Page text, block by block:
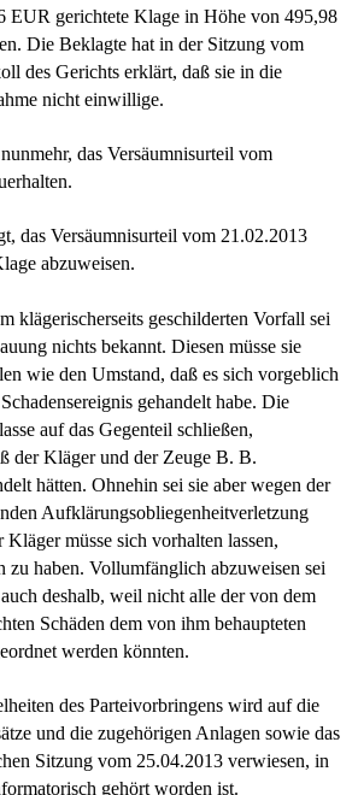
EUR gerichtete Klage in Höhe von 495,98
Die Beklagte hat in der Sitzung vom
des Gerichts erklärt, daß sie in die
nicht einwillige.
das Versäumnisurteil vom
das Versäumnisurteil vom 21.02.2013
abzuweisen.
klägerischerseits geschilderten Vorfall sei
nichts bekannt. Diesen müsse sie
wie den Umstand, daß es sich vorgeblich
gehandelt habe. Die
auf das Gegenteil schließen,
der Kläger und der Zeuge B. B.
hätten. Ohnehin sei sie aber wegen der
Aufklärungsobliegenheitverletzung
müsse sich vorhalten lassen,
zu haben. Vollumfänglich abzuweisen sei
deshalb, weil nicht alle der von dem
Schäden dem von ihm behaupteten
werden könnten.
des Parteivorbringens wird auf die
und die zugehörigen Anlagen sowie das
Sitzung vom 25.04.2013 verwiesen, in
gehört worden ist.